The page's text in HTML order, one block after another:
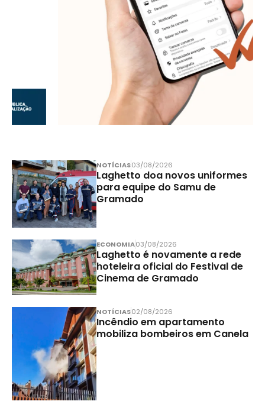
NOTÍCIAS03/08/2026
Laghetto doa novos uniformes
para equipe do Samu de
Gramado
ECONOMIA03/08/2026
Laghetto é novamente a rede
hoteleira oficial do Festival de
Cinema de Gramado
NOTÍCIAS02/08/2026
Incêndio em apartamento
mobiliza bombeiros em Canela